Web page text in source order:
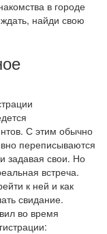
в городе
найди свою
С этим обычно
переписываются
задавая свои. Но
встреча.
к ней и как
свидание.
во время